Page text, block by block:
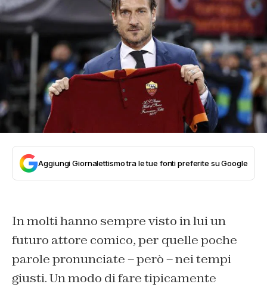
Contatti
Aggiungi Giornalettismo tra le tue fonti preferite su Google
In molti hanno sempre visto in lui un
futuro attore comico, per quelle poche
parole pronunciate – però – nei tempi
giusti. Un modo di fare tipicamente